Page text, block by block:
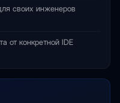
своих инженеров
от конкретной IDE